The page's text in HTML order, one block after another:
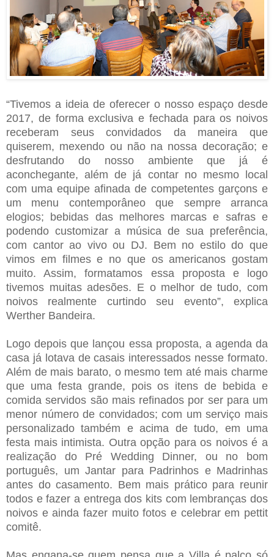
“Tivemos a ideia de oferecer o nosso espaço desde
2017, de forma exclusiva e fechada para os noivos
receberam seus convidados da maneira que
quiserem, mexendo ou não na nossa decoração; e
desfrutando do nosso ambiente que já é
aconchegante, além de já contar no mesmo local
com uma equipe afinada de competentes garçons e
um menu contemporâneo que sempre arranca
elogios; bebidas das melhores marcas e safras e
podendo customizar a música de sua preferência,
com cantor ao vivo ou DJ. Bem no estilo do que
vimos em filmes e no que os americanos gostam
muito. Assim, formatamos essa proposta e logo
tivemos muitas adesões. E o melhor de tudo, com
noivos realmente curtindo seu evento”, explica
Werther Bandeira.
Logo depois que lançou essa proposta, a agenda da
casa já lotava de casais interessados nesse formato.
Além de mais barato, o mesmo tem até mais charme
que uma festa grande, pois os itens de bebida e
comida servidos são mais refinados por ser para um
menor número de convidados; com um serviço mais
personalizado também e acima de tudo, em uma
festa mais intimista. Outra opção para os noivos é a
realização do Pré Wedding Dinner, ou no bom
português, um Jantar para Padrinhos e Madrinhas
antes do casamento. Bem mais prático para reunir
todos e fazer a entrega dos kits com lembranças dos
noivos e ainda fazer muito fotos e celebrar em pettit
comitê.